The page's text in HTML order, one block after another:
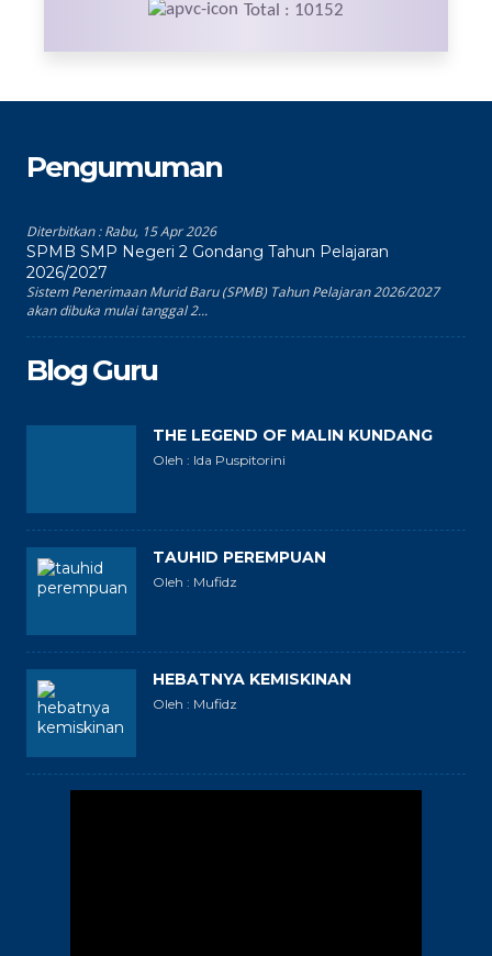
Total : 10152
Pengumuman
Diterbitkan :Rabu, 15 Apr 2026
SPMB SMP Negeri 2 Gondang Tahun Pelajaran
2026/2027
Sistem Penerimaan Murid Baru (SPMB) Tahun Pelajaran 2026/2027
akan dibuka mulai tanggal 2...
Blog Guru
THE LEGEND OF MALIN KUNDANG
Oleh : Ida Puspitorini
TAUHID PEREMPUAN
Oleh : Mufidz
HEBATNYA KEMISKINAN
Oleh : Mufidz